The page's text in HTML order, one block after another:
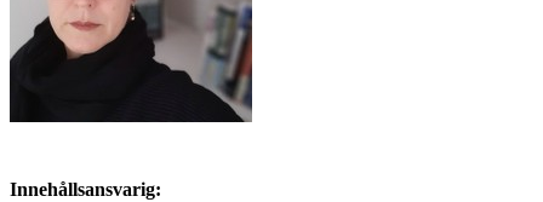
Innehållsansvarig: